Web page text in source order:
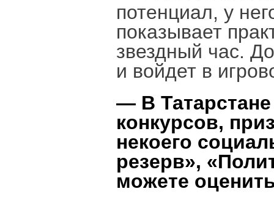
потенциал, у
показывает
звездный час.
и войдет в
— В
конкурсов,
некоего
резерв»,
можете